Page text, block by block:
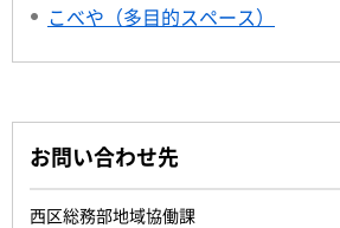
こべや（多目的スペース）
お問い合わせ先
西区総務部地域協働課